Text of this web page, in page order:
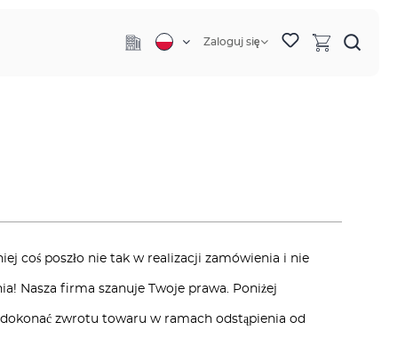
Zaloguj się
coś poszło nie tak w realizacji zamówienia i nie
Nasza firma szanuje Twoje prawa. Poniżej
zwrotu towaru w ramach odstąpienia od